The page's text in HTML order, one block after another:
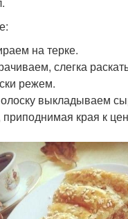
на терке.
слегка
режем.
выкладываем
края к